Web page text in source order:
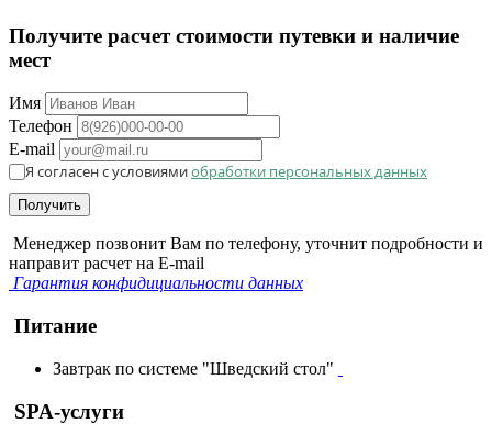
Получите расчет стоимости путевки и наличие
мест
Имя
Телефон
E-mail
Я согласен с условиямиобработки персональных данных
Получить
Менеджер позвонит Вам по телефону, уточнит подробности и
направит расчет на E-mail
Гарантия конфидициальности данных
Питание
Завтрак по системе "Шведский стол"
SPA-услуги